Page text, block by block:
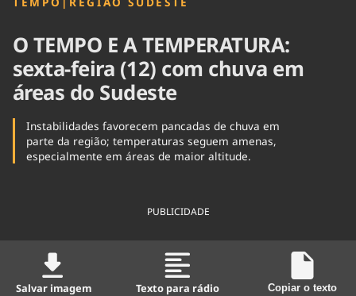
O TEMPO E A TEMPERATURA:
sexta-feira (12) com chuva em
áreas do Sudeste
Instabilidades favorecem pancadas de chuva em
parte da região; temperaturas seguem amenas,
especialmente em áreas de maior altitude.
PUBLICIDADE
Salvar imagem Texto para rádio Copiar o texto